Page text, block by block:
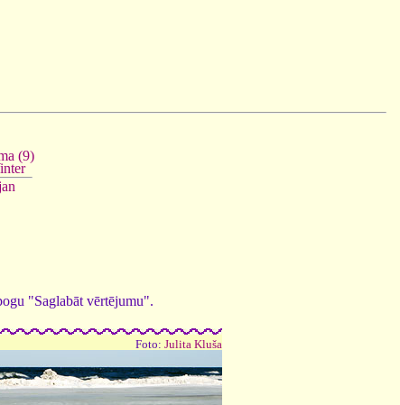
(9)
"Saglabāt vērtējumu".
Foto: Julita Kluša